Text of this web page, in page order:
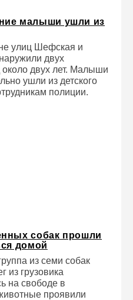
малыши ушли из
улиц Шефская и
двух
около двух лет. Малыши
ушли из детского
полиции.
собак прошли
домой
из семи собак
из грузовика
на свободе в
проявили